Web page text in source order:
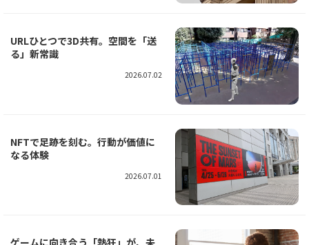
URLひとつで3D共有。空間を「送
る」新常識
2026.07.02
NFTで足跡を刻む。行動が価値に
なる体験
2026.07.01
ゲームに向き合う「熱狂」が、未